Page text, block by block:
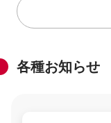
各種お知らせ